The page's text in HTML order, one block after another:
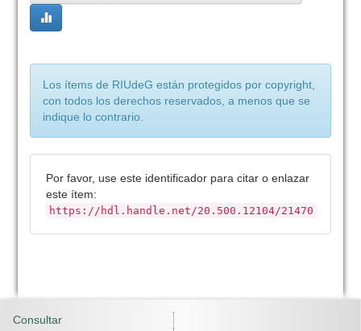
Los ítems de RIUdeG están protegidos por copyright,
con todos los derechos reservados, a menos que se
indique lo contrario.
Por favor, use este identificador para citar o enlazar
este ítem:
https://hdl.handle.net/20.500.12104/21470
Consultar